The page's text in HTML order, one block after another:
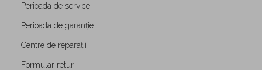
Perioada de service
Perioada de garanție
Centre de reparații
Formular retur